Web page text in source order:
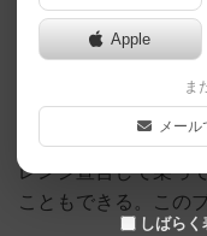
髏を仕込んでしま
度胸のゲーム。
仮に自分の場に髑髏
レンジ宣言して乗っ
こともできる。この
Apple
ま
メール
しばら